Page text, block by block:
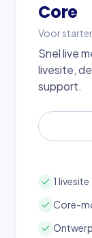
Core
Voor
Snel live
livesite,
support.
1 livesite
Core-